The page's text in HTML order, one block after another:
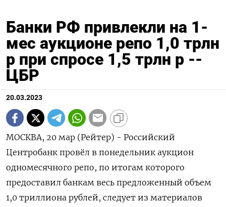
Банки РФ привлекли на 1-
мес аукционе репо 1,0 трлн
р при спросе 1,5 трлн р --
ЦБР
20.03.2023
МОСКВА, 20 мар (Рейтер) - Российский
Центробанк провёл в понедельник аукцион
одномесячного репо, по итогам которого
предоставил банкам весь предложенный объем
1,0 триллиона рублей, следует из материалов